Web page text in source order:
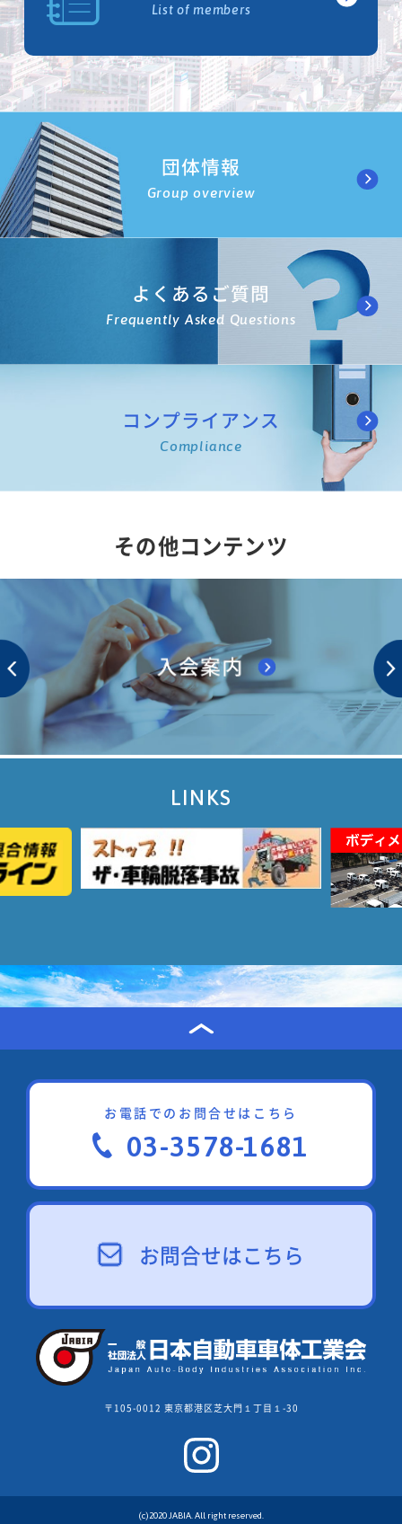
List of members
団体情報
Group overview
よくあるご質問
Frequently Asked Questions
コンプライアンス
Compliance
その他コンテンツ
LINKS
お電話でのお問合せはこちら
03-3578-1681
お問合せはこちら
〒105-0012 東京都港区芝大門１丁目１-30
(c)2020 JABIA. All right reserved.